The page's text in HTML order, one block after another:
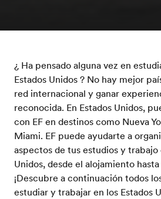
¿ Ha pensado alguna vez en
Estados Unidos ? No hay mejor
red internacional y ganar
reconocida. En Estados Unidos,
con EF en destinos como Nueva
Miami. EF puede ayudarte a
aspectos de tus estudios y trabajo
Unidos, desde el alojamiento
¡Descubre a continuación todos
estudiar y trabajar en los Estados